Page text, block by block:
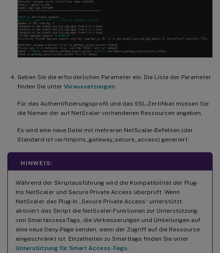
Geben Sie die erforderlichen Parameter ein. Die Liste der Parameter
finden Sie unter Voraussetzungen
Für das Authentifizierungsprofil und das SSL-Zertifikat müssen Sie
die Namen der auf NetScaler vorhandenen Ressourcen angeben.
Es wird eine neue Datei mit mehreren NetScaler-Befehlen (der
Standard ist var/tmp/ns_gateway_secure_access) generiert.
HINWEIS:
Während der Skriptausführung wird die Kompatibilität der Plug-
Ins NetScaler und Secure Private Access überprüft. Wenn
NetScaler das Plug-In „Secure Private Access“ unterstützt,
aktiviert das Skript die NetScaler-Funktionen zur Unterstützung
von Smartaccess-Tags, die Verbesserungen und Umleitungen auf
eine neue Deny-Page senden, wenn der Zugriff auf die Ressource
eingeschränkt ist. Einzelheiten zu Smarttags finden Sie unter
Unterstützung für Smart Access-Tags